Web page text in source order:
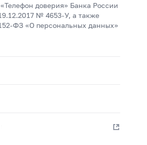
доверия» Банка России
№ 4653-У, а также
ФЗ «О персональных данных»